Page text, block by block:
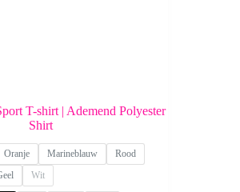
T-shirt | Ademend Polyester
Shirt
Oranje Marineblauw
Rood
Wit